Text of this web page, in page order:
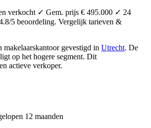
verkocht ✓ Gem. prijs € 495.000 ✓ 24
5 beoordeling. Vergelijk tarieven &
makelaarskantoor gevestigd in Utrecht. De
op het hogere segment. Dit
actieve verkoper.
12 maanden